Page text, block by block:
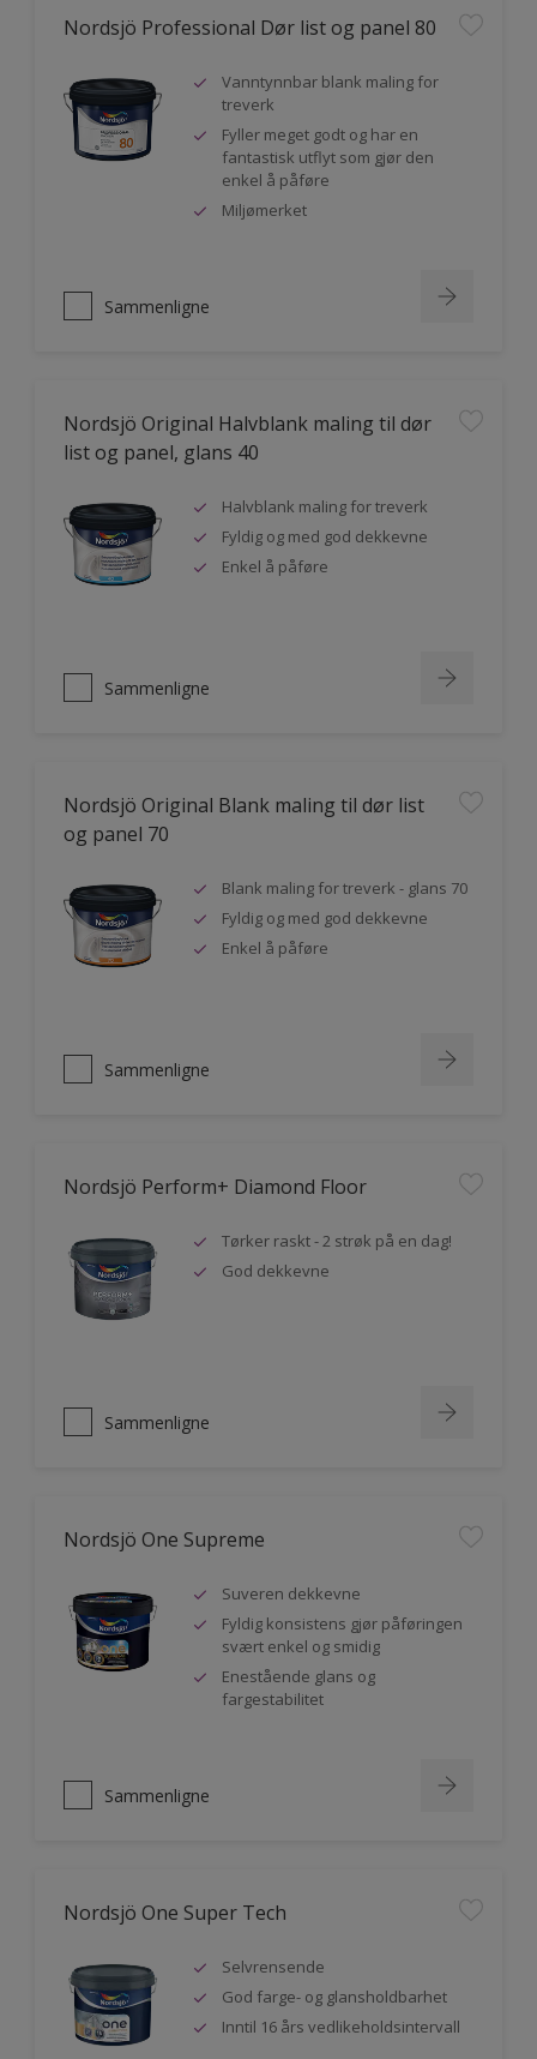
Nordsjö Professional Dør list og panel 80
Vanntynnbar blank maling for
treverk
Fyller meget godt og har en
fantastisk utflyt som gjør den
enkel å påføre
Miljømerket
Sammenligne
Nordsjö Original Halvblank maling til dør
list og panel, glans 40
Halvblank maling for treverk
Fyldig og med god dekkevne
Enkel å påføre
Sammenligne
Nordsjö Original Blank maling til dør list
og panel 70
Blank maling for treverk - glans 70
Fyldig og med god dekkevne
Enkel å påføre
Sammenligne
Nordsjö Perform+ Diamond Floor
Tørker raskt - 2 strøk på en dag!
God dekkevne
Sammenligne
Nordsjö One Supreme
Suveren dekkevne
Fyldig konsistens gjør påføringen
svært enkel og smidig
Enestående glans og
fargestabilitet
Sammenligne
Nordsjö One Super Tech
Selvrensende
God farge- og glansholdbarhet
Inntil 16 års vedlikeholdsintervall